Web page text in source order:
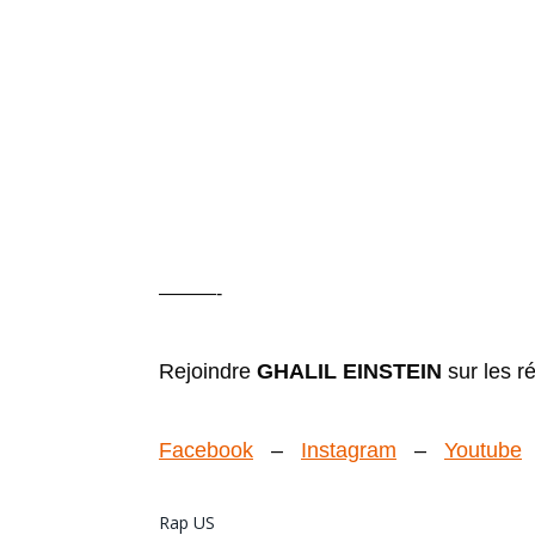
———-
Rejoindre GHALIL EINSTEIN sur les
Facebook – Instagram – Youtube
Rap US